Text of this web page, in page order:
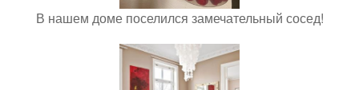
В нашем доме поселился замечательный сосед!